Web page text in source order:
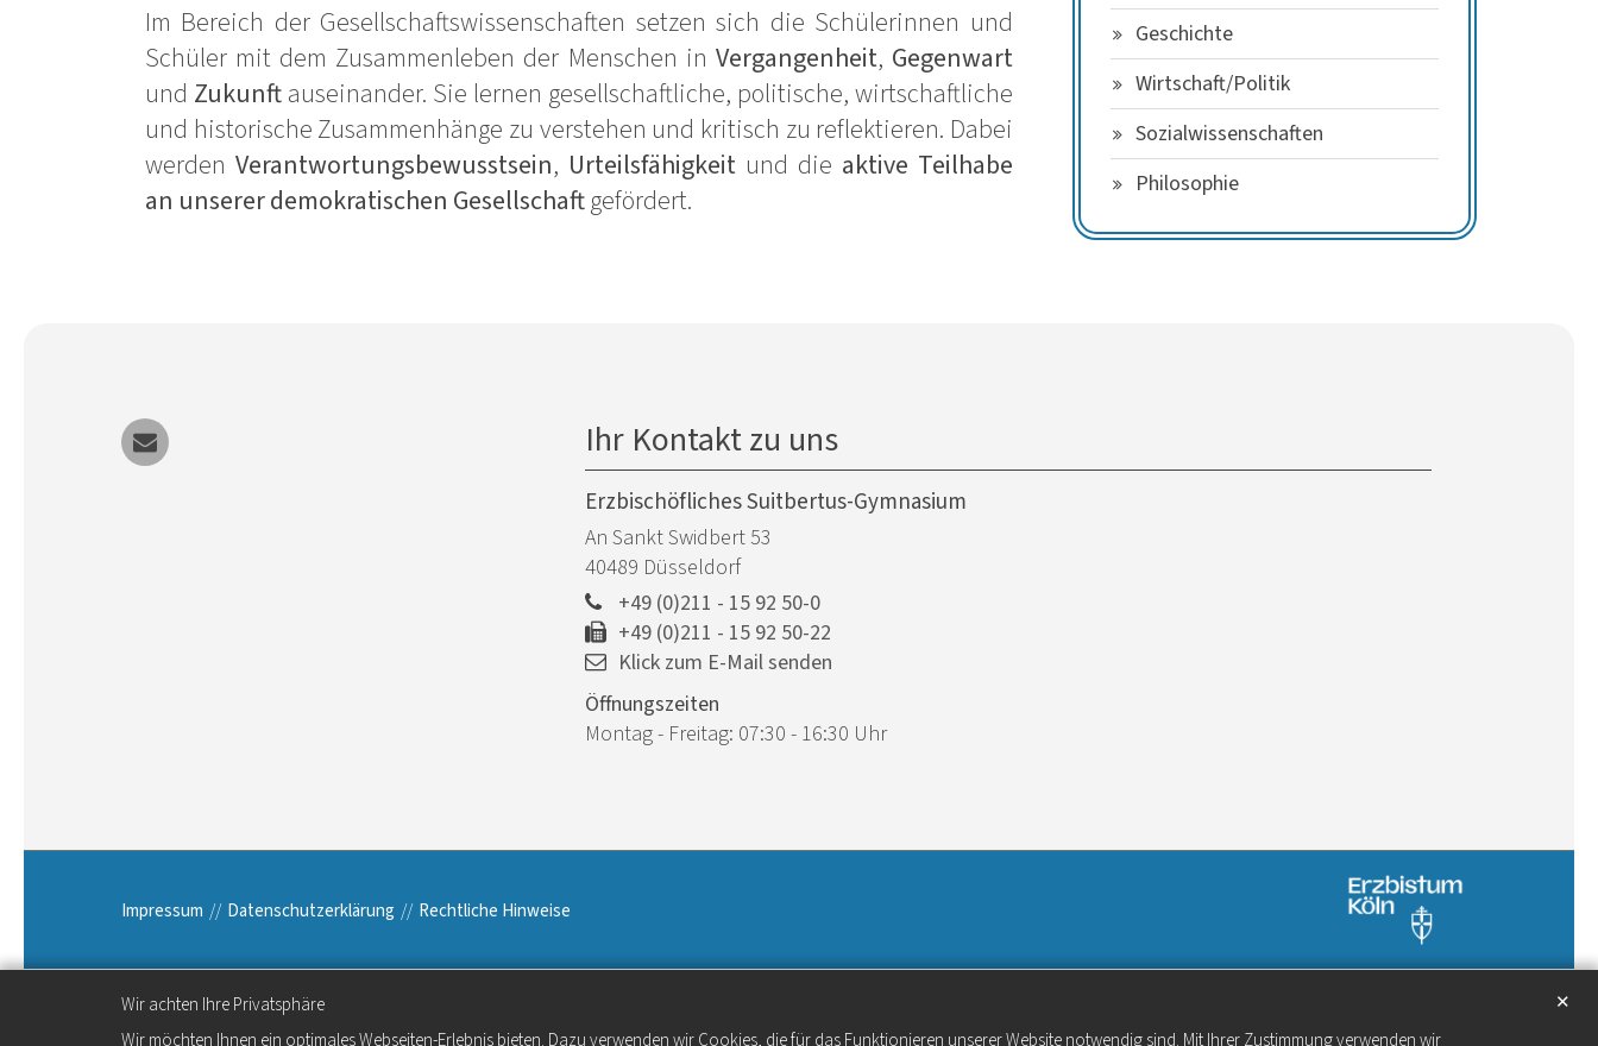
Wir achten Ihre Privatsphäre
Wir möchten Ihnen ein optimales Webseiten-Erlebnis bieten. Dazu verwenden wir Cookies, die für das Funktionieren unserer Website notwendig sind. Mit Ihrer Zustimmung verwenden wir
✕
Im Bereich der Gesellschaftswissenschaften setzen sich die Schülerinnen und
Schüler mit dem Zusammenleben der Menschen in Vergangenheit, Gegenwart
und Zukunftauseinander. Sie lernen gesellschaftliche, politische, wirtschaftliche
und historische Zusammenhänge zu verstehen und kritisch zu reflektieren. Dabei
werden Verantwortungsbewusstsein, Urteilsfähigkeitund die aktive Teilhabe
an unserer demokratischen Gesellschaftgefördert.
Geschichte
Wirtschaft/Politik
Sozialwissenschaften
Philosophie
Ihr Kontakt zu uns
Erzbischöfliches Suitbertus-Gymnasium
An Sankt Swidbert 53
40489 Düsseldorf
+49 (0)211 - 15 92 50-0
+49 (0)211 - 15 92 50-22
Klick zum E-Mail senden
Öffnungszeiten
Montag - Freitag: 07:30 - 16:30 Uhr
Impressum Datenschutzerklärung Rechtliche Hinweise